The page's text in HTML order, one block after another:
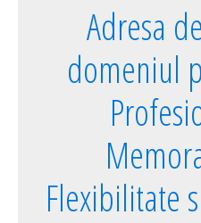
Adresa
domeniul
Flexibilitate